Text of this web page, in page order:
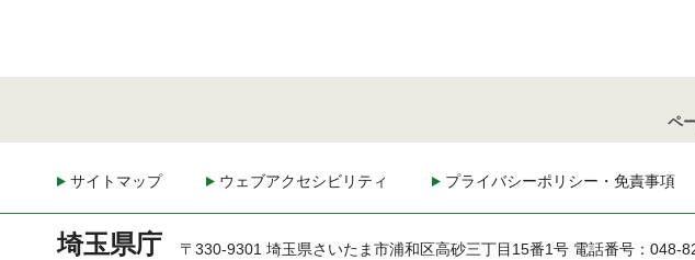
ペ
サイトマップ ウェブアクセシビリティ プライバシーポリシー・免責事項
埼玉県庁 〒330-9301 埼玉県さいたま市浦和区高砂三丁目15番1号 電話番号：048-